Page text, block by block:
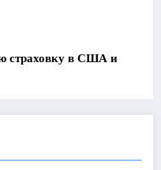
страховку в США и